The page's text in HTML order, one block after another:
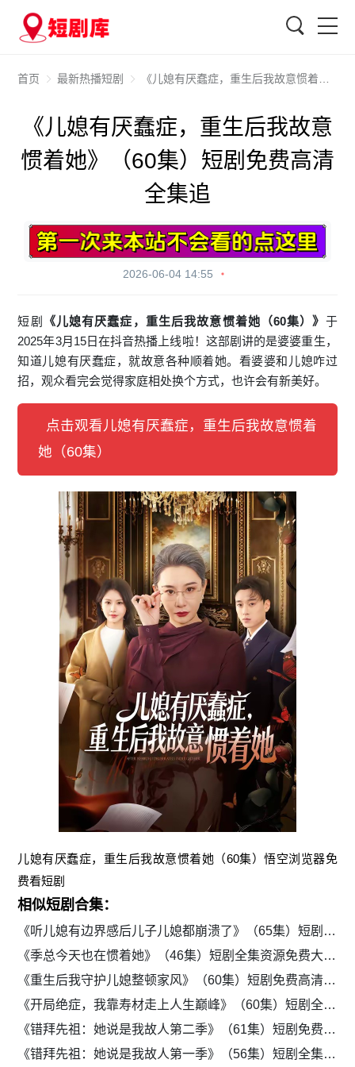
首页 最新热播短剧 《儿媳有厌蠢症，重生后我故意惯着她》（60集）短剧免费高清全集追
《儿媳有厌蠢症，重生后我故意
惯着她》（60集）短剧免费高清
全集追
2026-06-04 14:55
短剧 《儿媳有厌蠢症，重生后我故意惯着她（60集）》 于
2025年3月15日在抖音热播上线啦！这部剧讲的是婆婆重生，
知道儿媳有厌蠢症，就故意各种顺着她。看婆婆和儿媳咋过
招，观众看完会觉得家庭相处换个方式，也许会有新美好。
点击观看儿媳有厌蠢症，重生后我故意惯着
她（60集）
儿媳有厌蠢症，重生后我故意惯着她（60集）悟空浏览器免
费看短剧
相似短剧合集：
《听儿媳有边界感后儿子儿媳都崩溃了》（65集）短剧免费看全集不卡顿
《季总今天也在惯着她》（46集）短剧全集资源免费大放送
《重生后我守护儿媳整顿家风》（60集）短剧免费高清全集追
《开局绝症，我靠寿材走上人生巅峰》（60集）短剧全集免费流畅观看
《错拜先祖：她说是我故人第二季》（61集）短剧免费全集流畅看
《错拜先祖：她说是我故人第一季》（56集）短剧全集免费追剧